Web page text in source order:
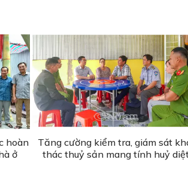
hoàn
ở
Tăng cường kiểm tra, giám sát
thác thuỷ sản mang tính huỷ